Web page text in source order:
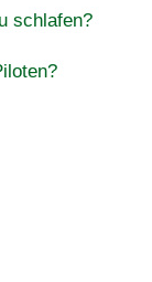
schlafen?